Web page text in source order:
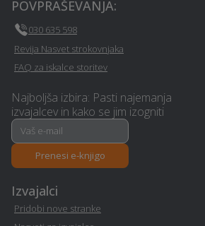
POVPRAŠEVANJA:
030 635 598
Revija Nasvet strokovnjaka
FAQ za iskalce storitev
Najboljša izbira: Pasti najemanja
izvajalcev in kako se jim izogniti
Prenesi e-knjigo
Izvajalci
Pridobi nove stranke